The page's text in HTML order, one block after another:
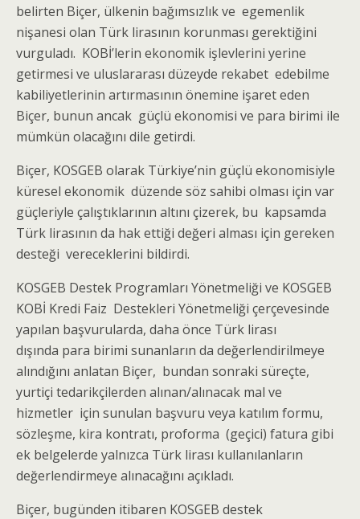
belirten Biçer, ülkenin bağımsızlık ve egemenlik
nişanesi olan Türk lirasının korunması gerektiğini
vurguladı. KOBİ’lerin ekonomik işlevlerini yerine
getirmesi ve uluslararası düzeyde rekabet edebilme
kabiliyetlerinin artırmasının önemine işaret eden
Biçer, bunun ancak güçlü ekonomisi ve para birimi ile
mümkün olacağını dile getirdi.
Biçer, KOSGEB olarak Türkiye’nin güçlü ekonomisiyle
küresel ekonomik düzende söz sahibi olması için var
güçleriyle çalıştıklarının altını çizerek, bu kapsamda
Türk lirasının da hak ettiği değeri alması için gereken
desteği vereceklerini bildirdi.
KOSGEB Destek Programları Yönetmeliği ve KOSGEB
KOBİ Kredi Faiz Destekleri Yönetmeliği çerçevesinde
yapılan başvurularda, daha önce Türk lirası
dışında para birimi sunanların da değerlendirilmeye
alındığını anlatan Biçer, bundan sonraki süreçte,
yurtiçi tedarikçilerden alınan/alınacak mal ve
hizmetler için sunulan başvuru veya katılım formu,
sözleşme, kira kontratı, proforma (geçici) fatura gibi
ek belgelerde yalnızca Türk lirası kullanılanların
değerlendirmeye alınacağını açıkladı.
Biçer, bugünden itibaren KOSGEB destek